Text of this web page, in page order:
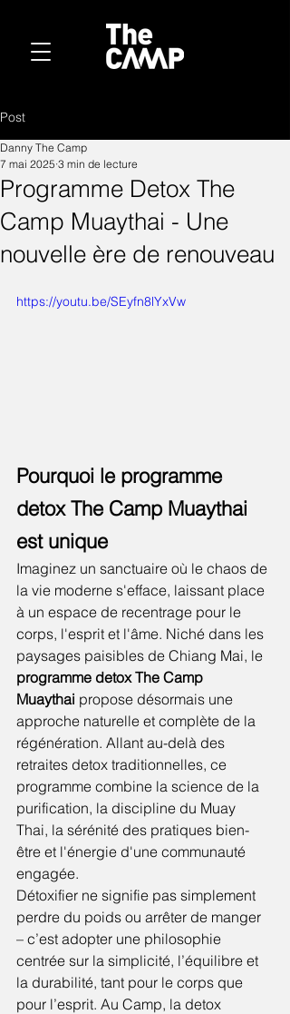
Post
Programme Detox The
Camp Muaythai - Une
nouvelle ère de renouveau
Danny The Camp
7 mai 2025 3 min de lecture
https://youtu.be/SEyfn8lYxVw
Pourquoi le programme
detox The Camp Muaythai
est unique
Imaginez un sanctuaire où le chaos de
la vie moderne s'efface, laissant place
à un espace de recentrage pour le
corps, l'esprit et l'âme. Niché dans les
paysages paisibles de Chiang Mai, le
programme detox The Camp
Muaythai propose désormais une
approche naturelle et complète de la
régénération. Allant au-delà des
retraites detox traditionnelles, ce
programme combine la science de la
purification, la discipline du Muay
Thai, la sérénité des pratiques bien-
être et l'énergie d'une communauté
engagée.
Détoxifier ne signifie pas simplement
perdre du poids ou arrêter de manger
– c’est adopter une philosophie
centrée sur la simplicité, l’équilibre et
la durabilité, tant pour le corps que
pour l’esprit. Au Camp, la detox